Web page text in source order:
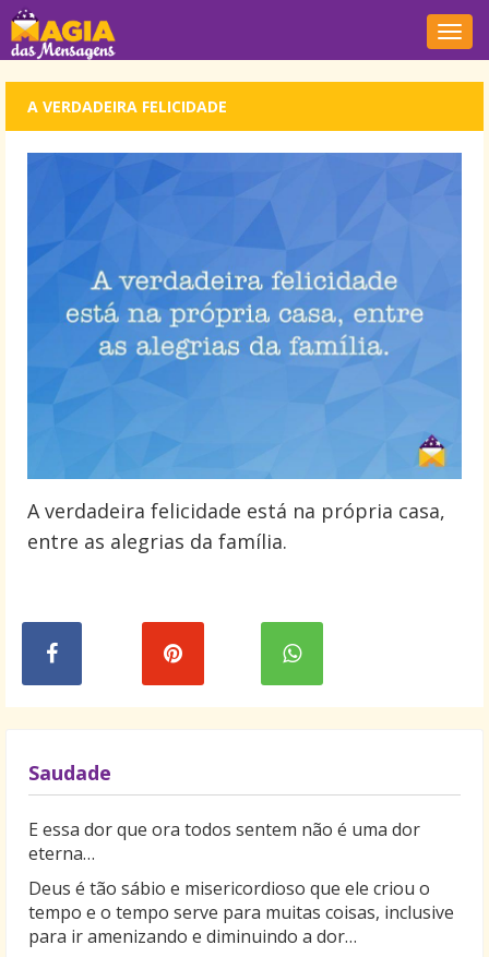
A VERDADEIRA FELICIDADE
A verdadeira felicidade está na própria casa,
entre as alegrias da família.
Saudade
E essa dor que ora todos sentem não é uma dor
eterna…
Deus é tão sábio e misericordioso que ele criou o
tempo e o tempo serve para muitas coisas, inclusive
para ir amenizando e diminuindo a dor…